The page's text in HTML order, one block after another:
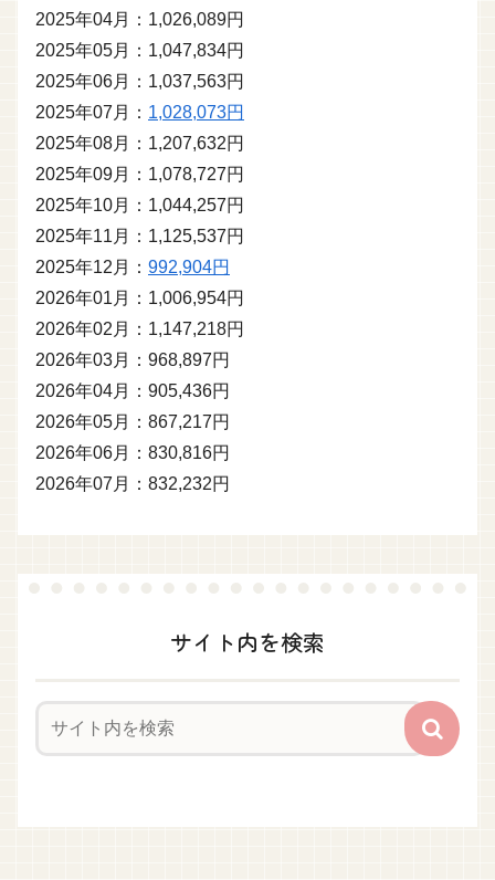
2025年04月：1,026,089円
2025年05月：1,047,834円
2025年06月：1,037,563円
2025年07月： 1,028,073円
2025年08月：1,207,632円
2025年09月：1,078,727円
2025年10月：1,044,257円
2025年11月：1,125,537円
2025年12月： 992,904円
2026年01月：1,006,954円
2026年02月：1,147,218円
2026年03月：968,897円
2026年04月：905,436円
2026年05月：867,217円
2026年06月：830,816円
2026年07月：832,232円
サイト内を検索